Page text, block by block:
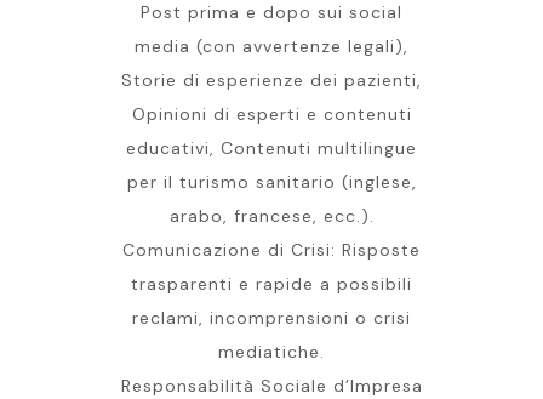
Post prima e dopo sui social
media (con avvertenze legali),
Storie di esperienze dei pazienti,
Opinioni di esperti e contenuti
educativi, Contenuti multilingue
per il turismo sanitario (inglese,
arabo, francese, ecc.).
Comunicazione di Crisi: Risposte
trasparenti e rapide a possibili
reclami, incomprensioni o crisi
mediatiche.
Responsabilità Sociale d’Impresa